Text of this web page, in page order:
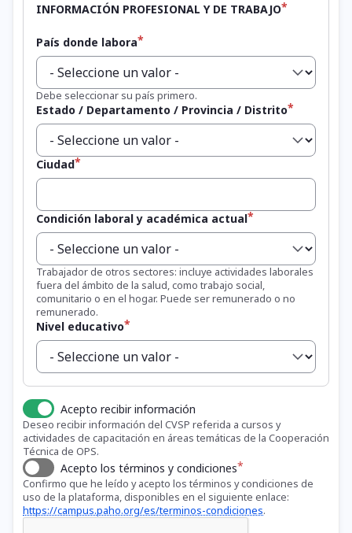
INFORMACIÓN PROFESIONAL Y DE TRABAJO
País donde labora
Debe seleccionar su país primero.
Estado / Departamento / Provincia / Distrito
Ciudad
Condición laboral y académica actual
Trabajador de otros sectores: incluye actividades laborales
fuera del ámbito de la salud, como trabajo social,
comunitario o en el hogar. Puede ser remunerado o no
remunerado.
Nivel educativo
Acepto recibir información
Deseo recibir información del CVSP referida a cursos y
actividades de capacitación en áreas temáticas de la Cooperación
Técnica de OPS.
Acepto los términos y condiciones
Confirmo que he leído y acepto los términos y condiciones de
uso de la plataforma, disponibles en el siguiente enlace:
https://campus.paho.org/es/terminos-condiciones.